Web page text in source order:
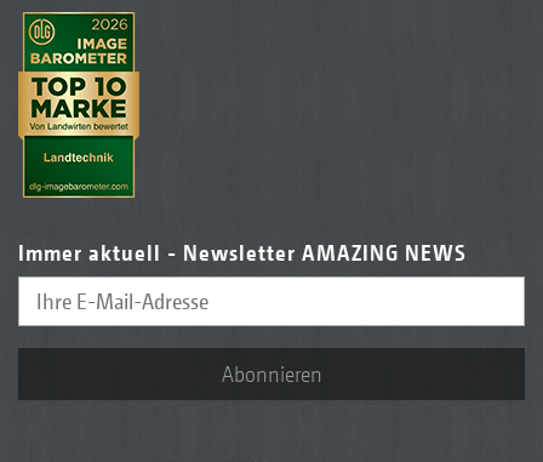
Immer aktuell - Newsletter AMAZING NEWS
Abonnieren